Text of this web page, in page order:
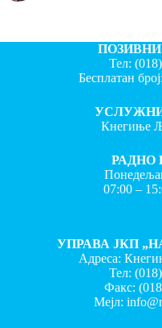
Тел:
Бесплатан
Кнегиње
РАДНО
07:00 –
УПРАВА ЈКП
Адреса:
Тел:
Факс:
Мејл: